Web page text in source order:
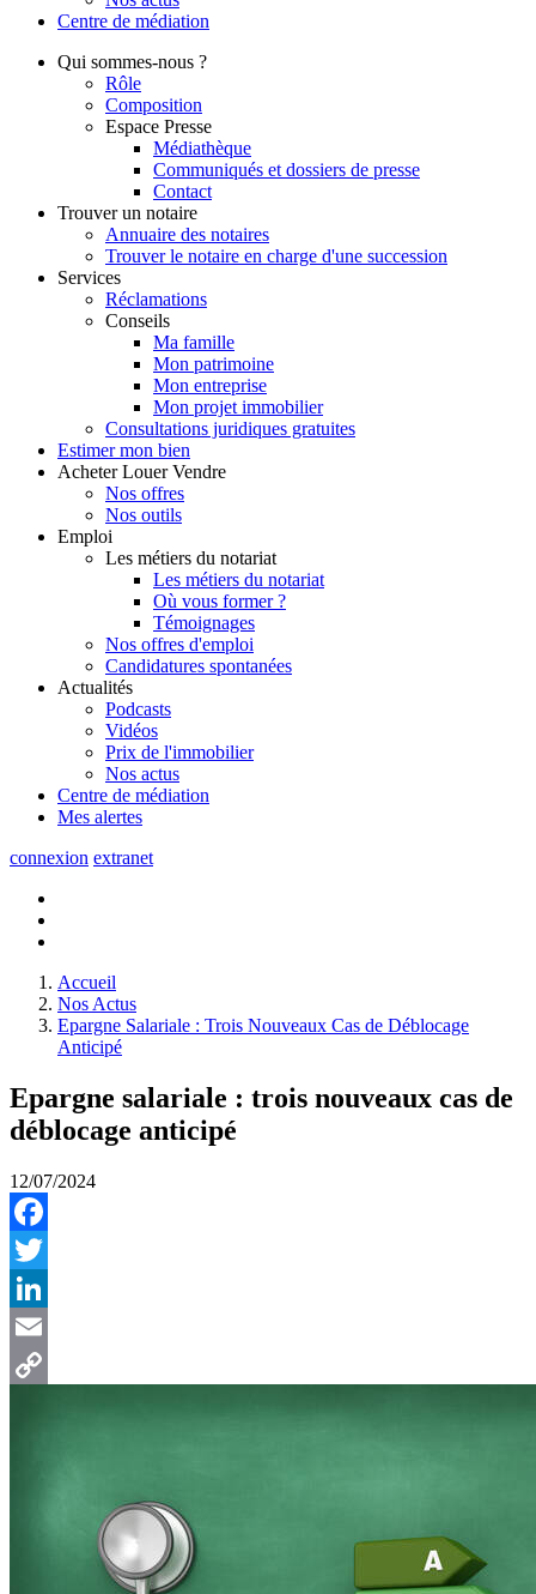
Centre de médiation
Qui sommes-nous ?
Rôle
Composition
Espace Presse
Médiathèque
Communiqués et dossiers de presse
Contact
Trouver un notaire
Annuaire des notaires
Trouver le notaire en charge d'une succession
Services
Réclamations
Conseils
Ma famille
Mon patrimoine
Mon entreprise
Mon projet immobilier
Consultations juridiques gratuites
Estimer mon bien
Acheter Louer Vendre
Nos offres
Nos outils
Emploi
Les métiers du notariat
Les métiers du notariat
Où vous former ?
Témoignages
Nos offres d'emploi
Candidatures spontanées
Actualités
Podcasts
Vidéos
Prix de l'immobilier
Nos actus
Centre de médiation
Mes alertes
connexion extranet
Accueil
Nos Actus
Epargne Salariale : Trois Nouveaux Cas de Déblocage
Anticipé
Epargne salariale : trois nouveaux cas de
déblocage anticipé
12/07/2024
Facebook
Twitter
LinkedIn
Email